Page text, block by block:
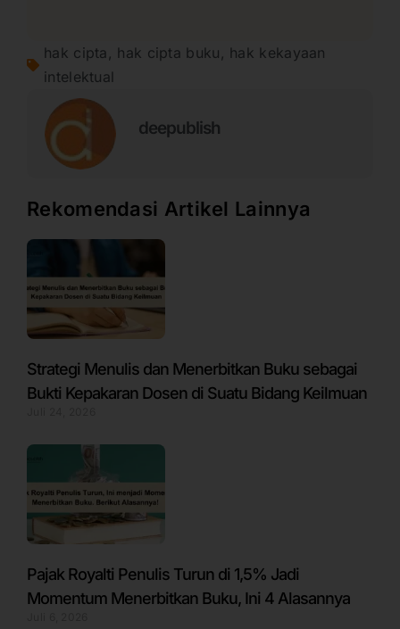
hak cipta , hak cipta buku , hak kekayaan
intelektual
deepublish
Rekomendasi Artikel Lainnya
Strategi Menulis dan Menerbitkan Buku sebagai
Bukti Kepakaran Dosen di Suatu Bidang Keilmuan
Pajak Royalti Penulis Turun di 1,5% Jadi
Momentum Menerbitkan Buku, Ini 4 Alasannya